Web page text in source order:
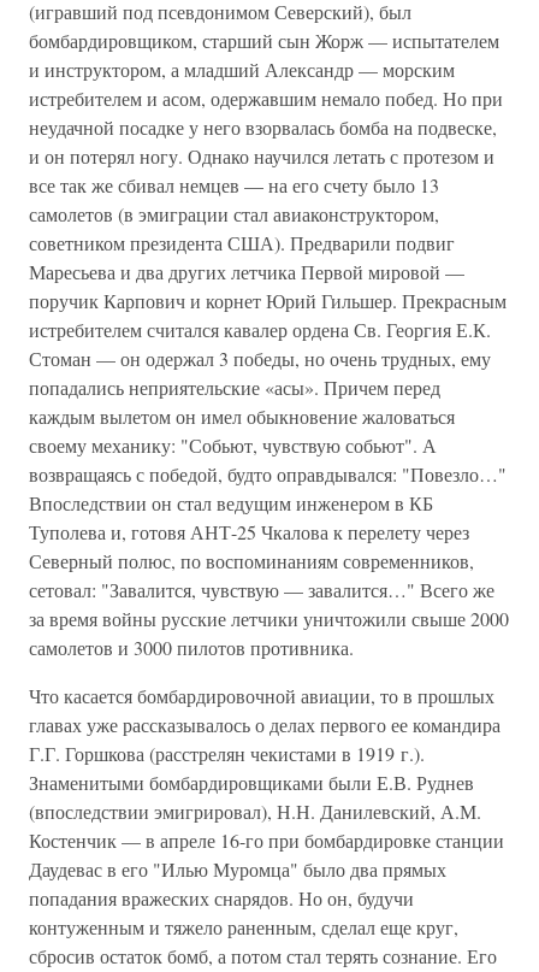
(игравший под псевдонимом Северский), был
бомбардировщиком, старший сын Жорж — испытателем
и инструктором, а младший Александр — морским
истребителем и асом, одержавшим немало побед. Но при
неудачной посадке у него взорвалась бомба на подвеске,
и он потерял ногу. Однако научился летать с протезом и
все так же сбивал немцев — на его счету было 13
самолетов (в эмиграции стал авиаконструктором,
советником президента США). Предварили подвиг
Маресьева и два других летчика Первой мировой —
поручик Карпович и корнет Юрий Гильшер. Прекрасным
истребителем считался кавалер ордена Св. Георгия Е.К.
Стоман — он одержал 3 победы, но очень трудных, ему
попадались неприятельские «асы». Причем перед
каждым вылетом он имел обыкновение жаловаться
своему механику: "Собьют, чувствую собьют". А
возвращаясь с победой, будто оправдывался: "Повезло…"
Впоследствии он стал ведущим инженером в КБ
Туполева и, готовя АНТ-25 Чкалова к перелету через
Северный полюс, по воспоминаниям современников,
сетовал: "Завалится, чувствую — завалится…" Всего же
за время войны русские летчики уничтожили свыше 2000
самолетов и 3000 пилотов противника.
Что касается бомбардировочной авиации, то в прошлых
главах уже рассказывалось о делах первого ее командира
Г.Г. Горшкова (расстрелян чекистами в 1919 г.).
Знаменитыми бомбардировщиками были Е.В. Руднев
(впоследствии эмигрировал), Н.Н. Данилевский, А.М.
Костенчик — в апреле 16-го при бомбардировке станции
Даудевас в его "Илью Муромца" было два прямых
попадания вражеских снарядов. Но он, будучи
контуженным и тяжело раненным, сделал еще круг,
сбросив остаток бомб, а потом стал терять сознание. Его